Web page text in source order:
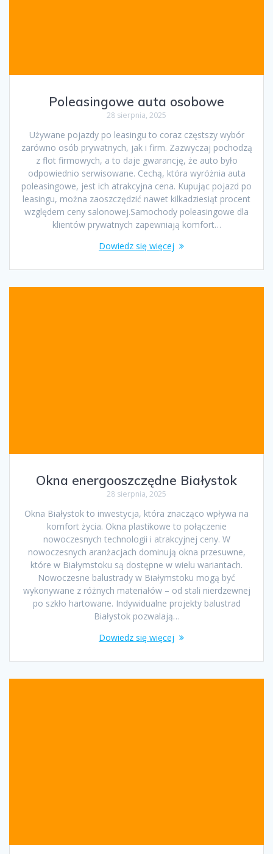
Poleasingowe auta osobowe
28 sierpnia, 2025
Używane pojazdy po leasingu to coraz częstszy wybór
zarówno osób prywatnych, jak i firm. Zazwyczaj pochodzą
z flot firmowych, a to daje gwarancję, że auto było
odpowiednio serwisowane. Cechą, która wyróżnia auta
poleasingowe, jest ich atrakcyjna cena. Kupując pojazd po
leasingu, można zaoszczędzić nawet kilkadziesiąt procent
względem ceny salonowej.Samochody poleasingowe dla
klientów prywatnych zapewniają komfort…
Dowiedz się więcej
Okna energooszczędne Białystok
28 sierpnia, 2025
Okna Białystok to inwestycja, która znacząco wpływa na
komfort życia. Okna plastikowe to połączenie
nowoczesnych technologii i atrakcyjnej ceny. W
nowoczesnych aranżacjach dominują okna przesuwne,
które w Białymstoku są dostępne w wielu wariantach.
Nowoczesne balustrady w Białymstoku mogą być
wykonywane z różnych materiałów – od stali nierdzewnej
po szkło hartowane. Indywidualne projekty balustrad
Białystok pozwalają…
Dowiedz się więcej